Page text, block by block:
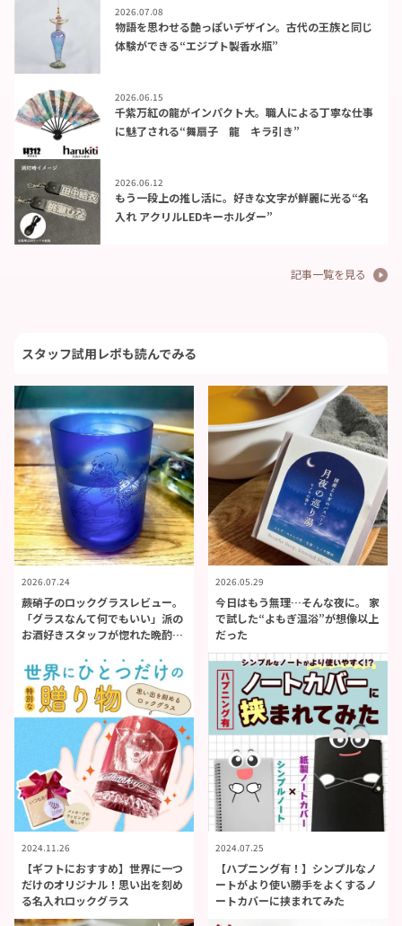
2026.07.08
物語を思わせる艶っぽいデザイン。古代の王族と同じ
体験ができる“エジプト製香水瓶”
2026.06.15
千紫万紅の龍がインパクト大。職人による丁寧な仕事
に魅了される“舞扇子 龍 キラ引き”
2026.06.12
もう一段上の推し活に。好きな文字が鮮麗に光る“名
入れ アクリルLEDキーホルダー”
記事一覧を見る
スタッフ試用レポも読んでみる
2026.07.24
蕨硝子のロックグラスレビュー。
「グラスなんて何でもいい」派の
お酒好きスタッフが惚れた晩酌の
2026.05.29
今日はもう無理…そんな夜に。 家
で試した“よもぎ温浴”が想像以上
だった
2024.11.26
【ギフトにおすすめ】世界に一つ
だけのオリジナル！思い出を刻め
る名入れロックグラス
2024.07.25
【ハプニング有！】シンプルなノ
ートがより使い勝手をよくするノ
ートカバーに挟まれてみた